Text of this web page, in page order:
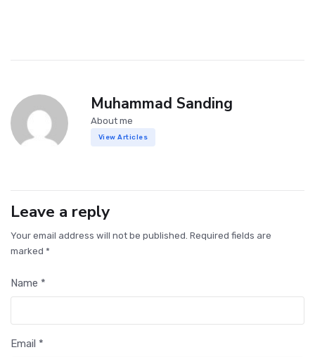
Muhammad Sanding
About me
View Articles
Leave a reply
Your email address will not be published. Required fields are
marked *
Name *
Email *